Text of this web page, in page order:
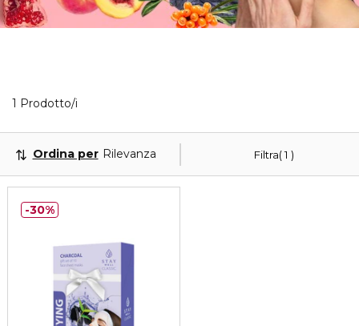
1 Prodotto/i
Filtra 1
Ordina per Rilevanza
30%